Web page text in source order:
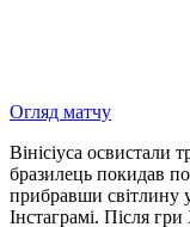
Огляд матчу
Вінісіуса освистали
бразилець покидав
прибравши світлину
Інстаграмі. Після